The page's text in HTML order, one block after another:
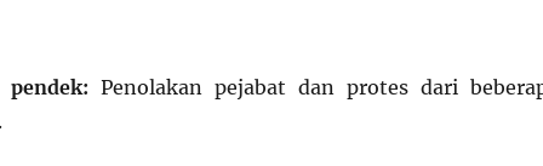
pendek: Penolakan pejabat dan protes dari